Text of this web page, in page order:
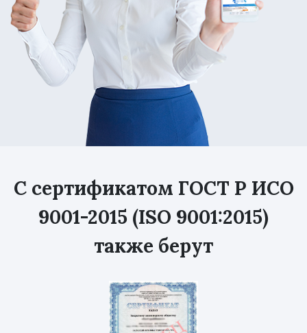
С сертификатом ГОСТ Р ИСО
9001-2015 (ISO 9001:2015)
также берут